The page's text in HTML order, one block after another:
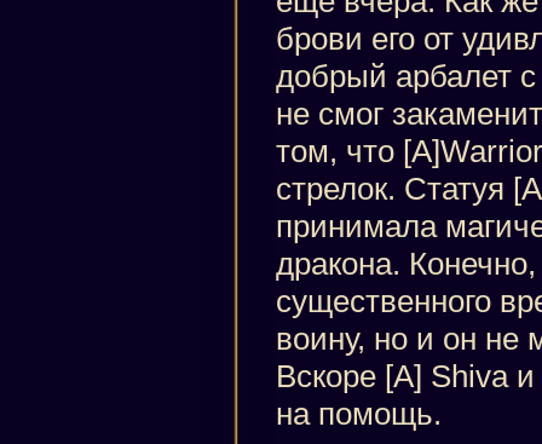
брови его от
добрый арбалет
не смог
том, что
стрелок. Статуя
принимала
дракона.
существенного
воину, но и он не
Вскоре [A] Shiva
на помощь.